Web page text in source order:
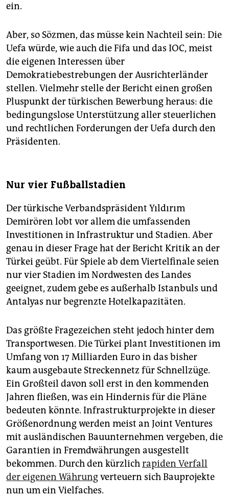
ein.
Aber, so Söz­men, das müsse kein Nachteil sein: Die
Uefa würde, wie auch die Fifa und das IOC, meist
die eigenen Interessen über
Demokratiebestrebungen der Ausrichterländer
stellen. Vielmehr stelle der Bericht einen großen
Pluspunkt der türkischen Bewerbung heraus: die
bedingungslose Unterstützung aller steuerlichen
und rechtlichen Forderungen der Uefa durch den
Präsidenten.
Nur vier Fußballstadien
Der türkische Verbandspräsident Yıldırım
Demirören lobt vor allem die umfassenden
Investitionen in Infrastruktur und Stadien. Aber
genau in dieser Frage hat der Bericht Kritik an der
Türkei geübt. Für Spiele ab dem Viertelfinale seien
nur vier Stadien im Nordwesten des Landes
geeignet, zudem gebe es außerhalb Istanbuls und
Antalyas nur begrenzte Hotelkapazitäten.
Das größte Fragezeichen steht jedoch hinter dem
Transportwesen. Die Türkei plant Investitionen im
Umfang von 17 Milliarden Euro in das bisher
kaum ausgebaute Streckennetz für Schnellzüge.
Ein Großteil davon soll erst in den kommenden
Jahren fließen, was ein Hindernis für die Pläne
bedeuten könnte. Infrastrukturprojekte in dieser
Größenordnung werden meist an Joint Ventures
mit ausländischen Bauunternehmen vergeben, die
Garantien in Fremdwährungen ausgestellt
bekommen. Durch den kürzlichrapiden Verfall
der eigenen Währungverteuern sich Bauprojekte
nun um ein Vielfaches.